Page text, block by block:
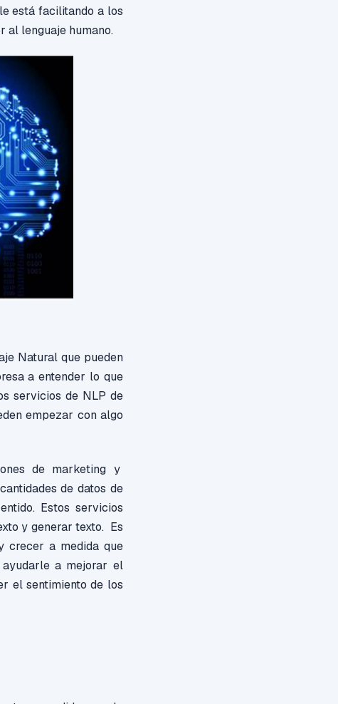
está facilitando a los
al lenguaje humano.
Natural que pueden
a entender lo que
servicios de NLP de
empezar con algo
de marketing y
de datos de
Estos servicios
y generar texto. Es
crecer a medida que
ayudarle a mejorar el
el sentimiento de los